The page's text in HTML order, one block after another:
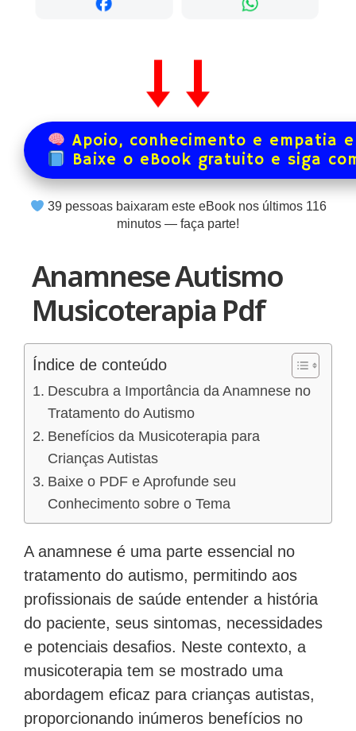
Apoio, conhecimento e empatia
Baixe o eBook gratuito e siga
39pessoas baixaram este eBook nos últimos 116
minutos — faça parte!
Anamnese Autismo
Musicoterapia Pdf
Índice de conteúdo
Descubra a Importância da Anamnese no
Tratamento do Autismo
Benefícios da Musicoterapia para
Crianças Autistas
Baixe o PDF e Aprofunde seu
Conhecimento sobre o Tema
A anamnese é uma parte essencial no
tratamento do autismo, permitindo aos
profissionais de saúde entender a história
do paciente, seus sintomas, necessidades
e potenciais desafios. Neste contexto, a
musicoterapia tem se mostrado uma
abordagem eficaz para crianças autistas,
proporcionando inúmeros benefícios no